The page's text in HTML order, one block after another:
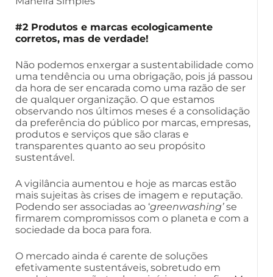
#2 Produtos e marcas ecologicamente
corretos, mas de verdade!
Não podemos enxergar a sustentabilidade como
uma tendência ou uma obrigação, pois já passou
da hora de ser encarada como uma razão de ser
de qualquer organização. O que estamos
observando nos últimos meses é a consolidação
da preferência do público por marcas, empresas,
produtos e serviços que são claras e
transparentes quanto ao seu propósito
sustentável.
A vigilância aumentou e hoje as marcas estão
mais sujeitas às crises de imagem e reputação.
Podendo ser associadas ao ‘greenwashing’se
firmarem compromissos com o planeta e com a
sociedade da boca para fora.
O mercado ainda é carente de soluções
efetivamente sustentáveis, sobretudo em